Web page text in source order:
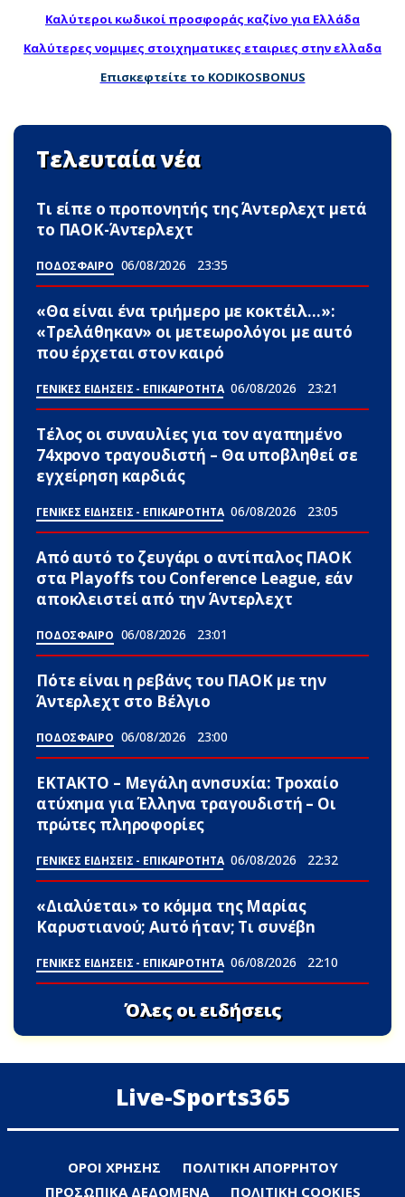
Καλύτεροι κωδικοί προσφοράς καζίνο για Ελλάδα
Καλύτερες νομιμες στοιχηματικες εταιριες στην ελλαδα
Επισκεφτείτε το KODIKOSBONUS
Τελευταία νέα
Τι είπε ο προπονητής της Άντερλεχτ μετά
το ΠΑΟΚ-Άντερλεχτ
ΠΟΔΟΣΦΑΙΡΟ 06/08/2026 23:35
«Θα είναι ένα τριήμερο με κοκτέιλ…»:
«Τρελάθηκαν» οι μετεωρολόγοι με αuτό
που έρχεται στον καιρό
ΓΕΝΙΚΕΣ ΕΙΔΗΣΕΙΣ - ΕΠΙΚΑΙΡΟΤΗΤΑ 06/08/2026 23:21
Τέλος οι συναυλίες για τον αγαπημένο
74xpovo τραγουδιστή – Θα υποβληθεί σε
εγχείρηση καρδιάς
ΓΕΝΙΚΕΣ ΕΙΔΗΣΕΙΣ - ΕΠΙΚΑΙΡΟΤΗΤΑ 06/08/2026 23:05
Από αυτό το ζευγάρι ο αντίπαλος ΠΑΟΚ
στα Playoffs του Conference League, εάν
αποκλειστεί από την Άντερλεχτ
ΠΟΔΟΣΦΑΙΡΟ 06/08/2026 23:01
Πότε είναι η ρεβάνς του ΠΑΟΚ με την
Άντερλεχτ στο Βέλγιο
ΠΟΔΟΣΦΑΙΡΟ 06/08/2026 23:00
ΕΚΤΑΚΤΟ – Μεγάλη ανnσυxία: Τpοxαίο
ατύxnμα για Έλληνα τραγουδιστή – Οι
πρώτες πληροφορίες
ΓΕΝΙΚΕΣ ΕΙΔΗΣΕΙΣ - ΕΠΙΚΑΙΡΟΤΗΤΑ 06/08/2026 22:32
«Διαλύεται» το κόμμα της Μαρίας
Καρυστιανού; Αuτό ήταν; Τι συνέβn
ΓΕΝΙΚΕΣ ΕΙΔΗΣΕΙΣ - ΕΠΙΚΑΙΡΟΤΗΤΑ 06/08/2026 22:10
Όλες οι ειδήσεις
Live-Sports365
ΟΡΟΙ ΧΡΗΣΗΣ
ΠΟΛΙΤΙΚΗ ΑΠΟΡΡΗΤΟΥ
ΠΡΟΣΩΠΙΚΑ ΔΕΔΟΜΕΝΑ
ΠΟΛΙΤΙΚΗ COOKIES